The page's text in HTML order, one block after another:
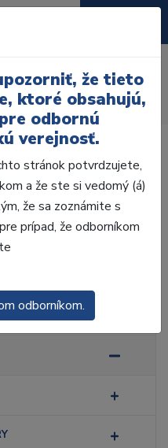
Bondovacie systémy
že tieto
ktoré obsahujú,
odbornú
verejnosť.
stránok potvrdzujete,
a že ste si vedomý (á)
že sa zoznámite s
prípad, že odborníkom
odborníkom.